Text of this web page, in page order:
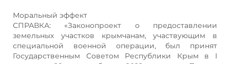
Моральный эффект
СПРАВКА: «Законопроект о предоставлении
земельных участков крымчанам, участвующим в
специальной военной операции, был принят
Государственным Советом Республики Крым в I